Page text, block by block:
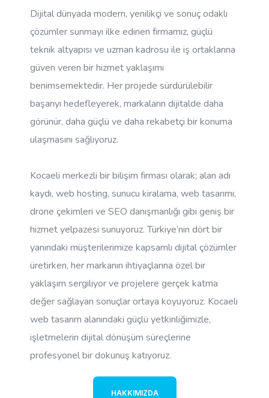
Dijital dünyada modern, yenilikçi ve sonuç odaklı
çözümler sunmayı ilke edinen firmamız, güçlü
teknik altyapısı ve uzman kadrosu ile iş ortaklarına
güven veren bir hizmet yaklaşımı
benimsemektedir. Her projede sürdürülebilir
başarıyı hedefleyerek, markaların dijitalde daha
görünür, daha güçlü ve daha rekabetçi bir konuma
ulaşmasını sağlıyoruz.
Kocaeli merkezli bir bilişim firması olarak; alan adı
kaydı, web hosting, sunucu kiralama, web tasarımı,
drone çekimleri ve SEO danışmanlığı gibi geniş bir
hizmet yelpazesi sunuyoruz. Türkiye’nin dört bir
yanındaki müşterilerimize kapsamlı dijital çözümler
üretirken, her markanın ihtiyaçlarına özel bir
yaklaşım sergiliyor ve projelere gerçek katma
değer sağlayan sonuçlar ortaya koyuyoruz. Kocaeli
web tasarım alanındaki güçlü yetkinliğimizle,
işletmelerin dijital dönüşüm süreçlerine
profesyonel bir dokunuş katıyoruz.
HAKKIMIZDA